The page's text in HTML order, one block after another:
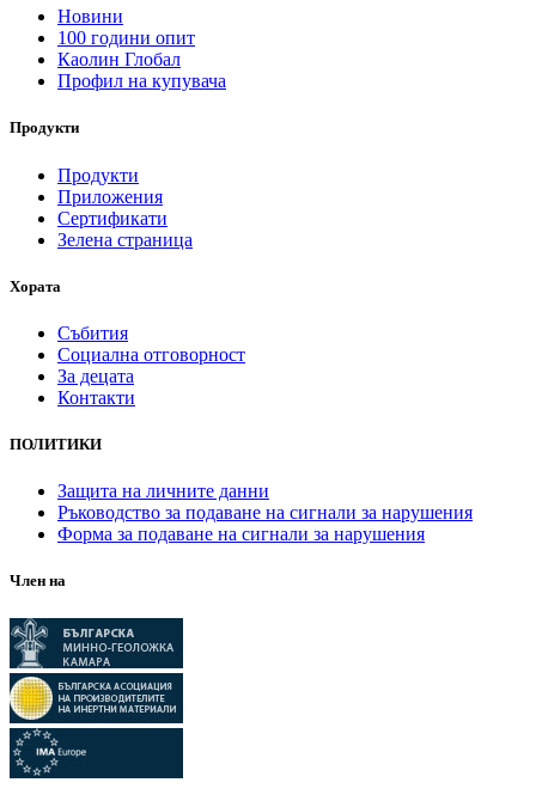
Новини
100 години опит
Каолин Глобал
Профил на купувача
Продукти
Продукти
Приложения
Сертификати
Зелена страница
Хората
Събития
Социална отговорност
За децата
Контакти
ПОЛИТИКИ
Защита на личните данни
Ръководство за подаване на сигнали за нарушения
Форма за подаване на сигнали за нарушения
Член на